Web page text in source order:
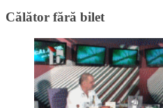
Călător fără bilet